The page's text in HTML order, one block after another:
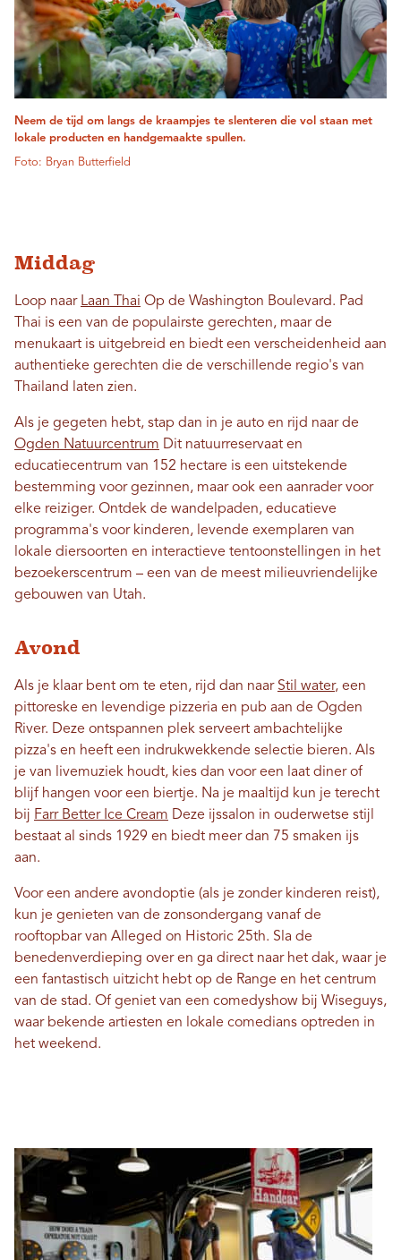
Neem de tijd om langs de kraampjes te slenteren die vol staan ​​met
lokale producten en handgemaakte spullen.
Foto: Bryan Butterfield
Middag
Loop naar Laan Thai Op de Washington Boulevard. Pad
Thai is een van de populairste gerechten, maar de
menukaart is uitgebreid en biedt een verscheidenheid aan
authentieke gerechten die de verschillende regio's van
Thailand laten zien.
Als je gegeten hebt, stap dan in je auto en rijd naar de
Ogden Natuurcentrum Dit natuurreservaat en
educatiecentrum van 152 hectare is een uitstekende
bestemming voor gezinnen, maar ook een aanrader voor
elke reiziger. Ontdek de wandelpaden, educatieve
programma's voor kinderen, levende exemplaren van
lokale diersoorten en interactieve tentoonstellingen in het
bezoekerscentrum – een van de meest milieuvriendelijke
gebouwen van Utah.
Avond
Als je klaar bent om te eten, rijd dan naar Stil water, een
pittoreske en levendige pizzeria en pub aan de Ogden
River. Deze ontspannen plek serveert ambachtelijke
pizza's en heeft een indrukwekkende selectie bieren. Als
je van livemuziek houdt, kies dan voor een laat diner of
blijf hangen voor een biertje. Na je maaltijd kun je terecht
bij Farr Better Ice Cream Deze ijssalon in ouderwetse stijl
bestaat al sinds 1929 en biedt meer dan 75 smaken ijs
aan.
Voor een andere avondoptie (als je zonder kinderen reist),
kun je genieten van de zonsondergang vanaf de
rooftopbar van Alleged on Historic 25th. Sla de
benedenverdieping over en ga direct naar het dak, waar je
een fantastisch uitzicht hebt op de Range en het centrum
van de stad. Of geniet van een comedyshow bij Wiseguys,
waar bekende artiesten en lokale comedians optreden in
het weekend.